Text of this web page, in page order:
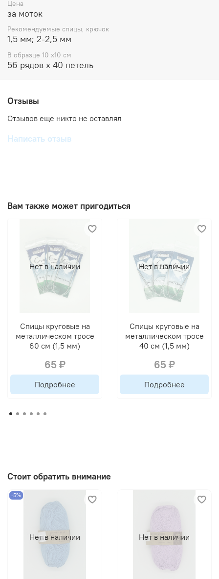
Цена
за моток
Рекомендуемые спицы, крючок
1,5 мм; 2-2,5 мм
В образце 10 x10 см
56 рядов х 40 петель
Отзывы
Отзывов еще никто не оставлял
Написать отзыв
Вам также может пригодиться
Нет в наличии
Спицы круговые на
металлическом тросе
60 см (1,5 мм)
65 ₽
Подробнее
Нет в наличии
Спицы круговые на
металлическом тросе
40 см (1,5 мм)
65 ₽
Подробнее
Стоит обратить внимание
Нет в наличии
-5%
Нет в наличии